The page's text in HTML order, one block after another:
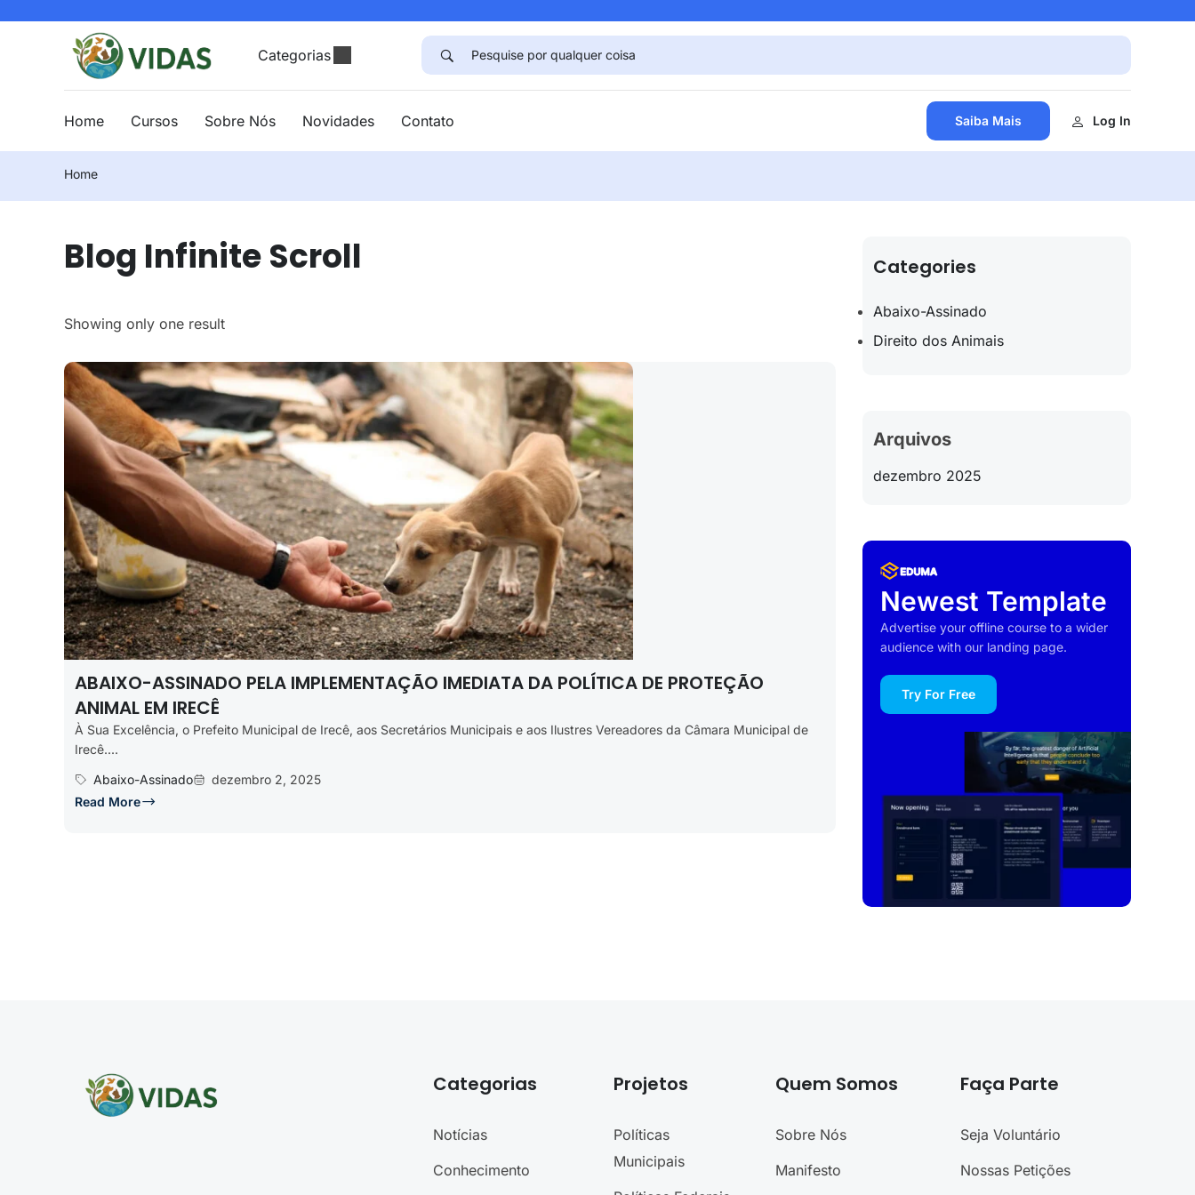
Categorias
Home Cursos Sobre Nós Novidades Contato Saiba Mais Log In
Home
Blog Infinite Scroll
Showing only one result
ABAIXO-ASSINADO PELA IMPLEMENTAÇÃO IMEDIATA DA POLÍTICA DE PROTEÇÃO
ANIMAL EM IRECÊ
À Sua Excelência, o Prefeito Municipal de Irecê, aos Secretários Municipais e aos Ilustres Vereadores da Câmara Municipal de
Irecê....
Abaixo-Assinado
dezembro 2, 2025
Read More
Categories
Abaixo-Assinado
Direito dos Animais
Arquivos
dezembro 2025
Newest Template
Advertise your offline course to a wider
audience with our landing page.
Try For Free
Categorias
Notícias
Conhecimento
Projetos
Políticas
Municipais
Quem Somos
Sobre Nós
Manifesto
Faça Parte
Seja Voluntário
Nossas Petições